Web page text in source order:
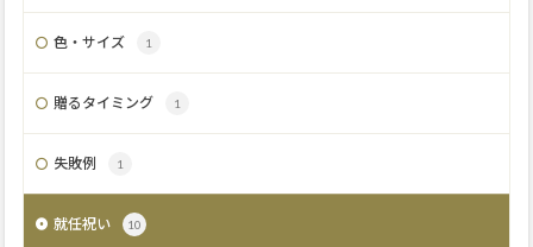
色・サイズ 1
贈るタイミング 1
失敗例 1
就任祝い 10